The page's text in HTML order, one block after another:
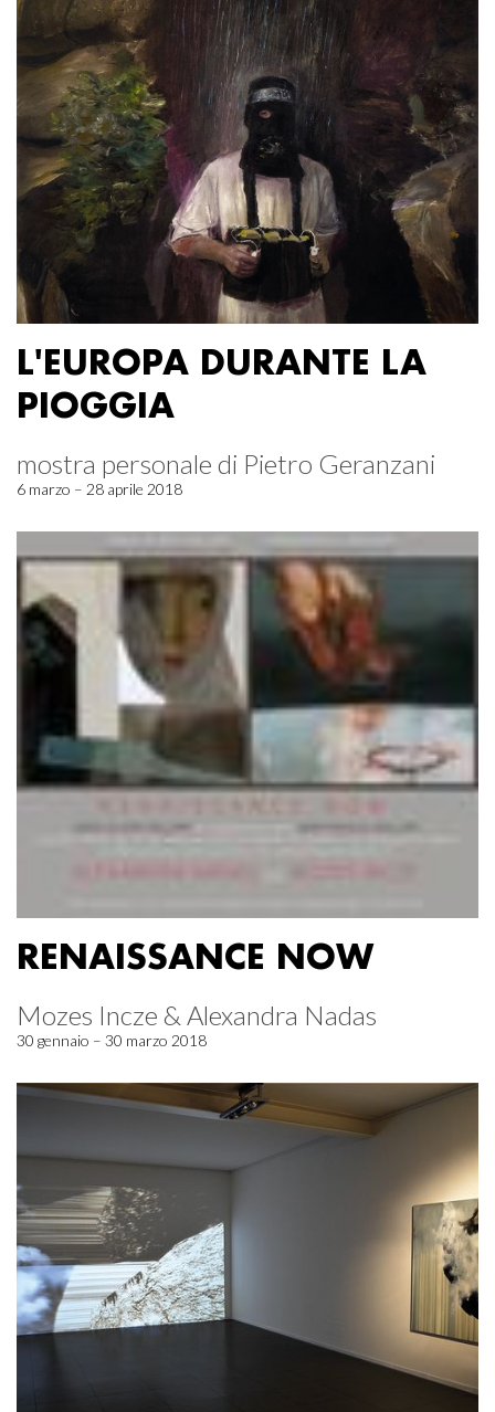
L'EUROPA DURANTE LA
PIOGGIA
mostra personale di Pietro Geranzani
6 marzo – 28 aprile 2018
RENAISSANCE NOW
Mozes Incze & Alexandra Nadas
30 gennaio – 30 marzo 2018